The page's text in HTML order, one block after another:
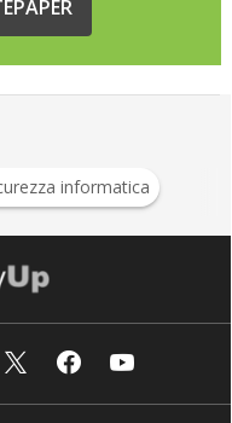
informatica